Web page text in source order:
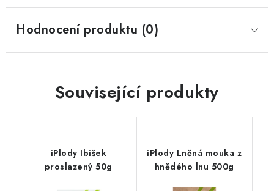
Hodnocení produktu (0)
Související produkty
iPlody Ibišek
proslazený 50g
iPlody Lněná mouka z
hnědého lnu 500g